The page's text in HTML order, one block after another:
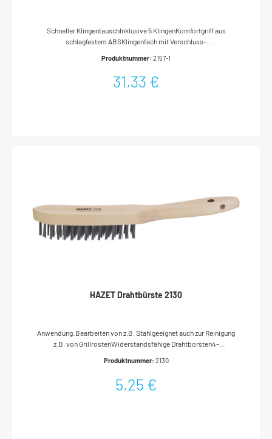
Schneller KlingentauschInklusive 5 KlingenKomfortgriff aus
schlagfestem ABSKlingenfach mit Verschluss-
eingeklappt: 100 mmAbmessungen / Länge: 159.9 mmNetto-
Produktnummer: 2157-1
31,33 €
HAZET Drahtbürste 2130
Anwendung:Bearbeiten von z.B. Stahlgeeignet auch zur Reinigung
z.B. von GrillrostenWiderstandsfähige Drahtborsten4-
Produktnummer: 2130
5,25 €